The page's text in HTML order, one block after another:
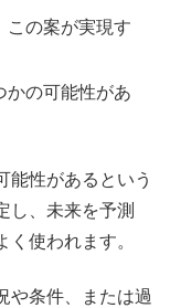
この案が実現す
かの可能性があ
能性があるという
し、未来を予測
使われます。
や条件、または過